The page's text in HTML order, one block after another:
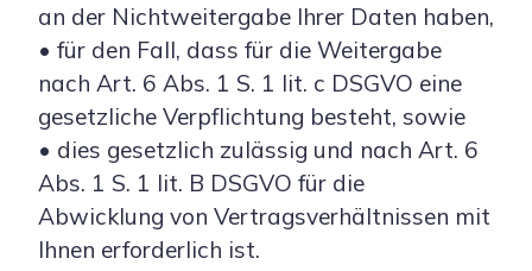
an der Nichtweitergabe Ihrer Daten haben,
• für den Fall, dass für die Weitergabe
nach Art. 6 Abs. 1 S. 1 lit. c DSGVO eine
gesetzliche Verpflichtung besteht, sowie
• dies gesetzlich zulässig und nach Art. 6
Abs. 1 S. 1 lit. B DSGVO für die
Abwicklung von Vertragsverhältnissen mit
Ihnen erforderlich ist.